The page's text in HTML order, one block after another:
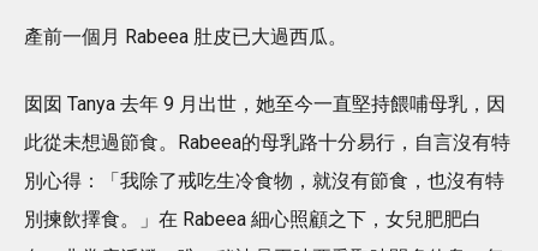
產前一個月 Rabeea 肚皮已大過西瓜。
囡囡 Tanya 去年 9 月出世，她至今一直堅持餵哺母乳，因
此從未想過節食。Rabeea的母乳路十分易行，自言沒有特
別心得：「我除了戒吃生冷食物，就沒有節食，也沒有特
別揀飲擇食。」在 Rabeea 細心照顧之下，女兒肥肥白